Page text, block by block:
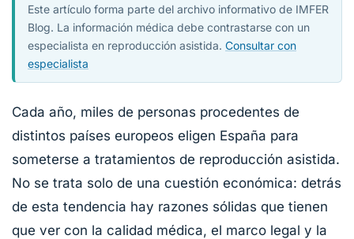
Este artículo forma parte del archivo informativo de IMFER
Blog. La información médica debe contrastarse con un
especialista en reproducción asistida. Consultar con
especialista
Cada año, miles de personas procedentes de
distintos países europeos eligen España para
someterse a tratamientos de reproducción asistida.
No se trata solo de una cuestión económica: detrás
de esta tendencia hay razones sólidas que tienen
que ver con la calidad médica, el marco legal y la